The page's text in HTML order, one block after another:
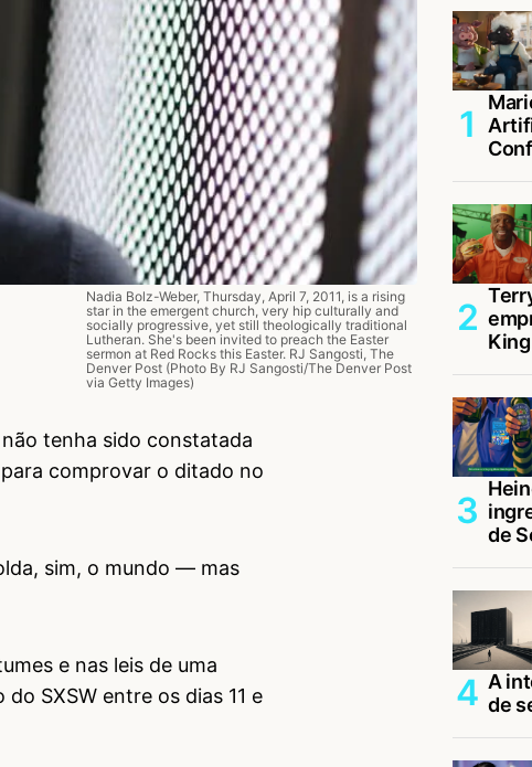
Nadia Bolz-Weber, Thursday, April 7, 2011, is a rising
star in the emergent church, very hip culturally and
socially progressive, yet still theologically traditional
Lutheran. She's been invited to preach the Easter
sermon at Red Rocks this Easter. RJ Sangosti, The
Denver Post (Photo By RJ Sangosti/The Denver Post
via Getty Images)
tenha sido constatada
comprovar o ditado no
sim, o mundo — mas
e nas leis de uma
SXSW entre os dias 11 e
King
de
A
de